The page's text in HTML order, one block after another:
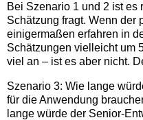
Bei Szenario 1 und 2 ist
Schätzung fragt. Wenn der
einigermaßen erfahren in
Schätzungen vielleicht um
viel an – ist es aber nicht.
Szenario 3: Wie lange
für die Anwendung
lange würde der Senior-